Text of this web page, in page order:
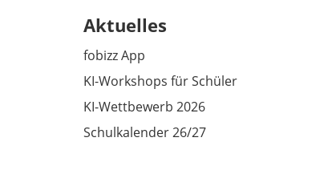
Aktuelles
fobizz App
KI-Workshops für Schüler
KI-Wettbewerb 2026
Schulkalender 26/27